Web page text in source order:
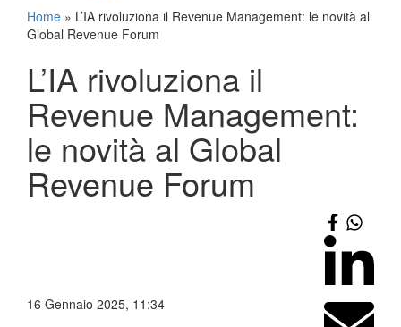
Home » L’IA rivoluziona il Revenue Management: le novità al
Global Revenue Forum
L’IA rivoluziona il
Revenue Management:
le novità al Global
Revenue Forum
16 Gennaio 2025, 11:34